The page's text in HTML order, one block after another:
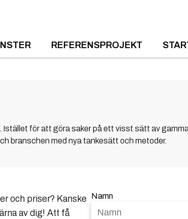
REFERENSPROJEKT
för att göra saker på ett visst sätt av
branschen med nya tankesätt och metoder.
och priser? Kanske
av dig! Att få
Namn